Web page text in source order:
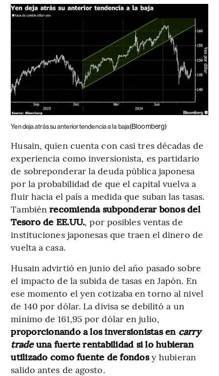
Yen deja atrás su anterior tendencia a la baja(Bloomberg)
Husain, quien cuenta con casi tres décadas de
experiencia como inversionista, es partidario
de sobreponderar la deuda pública japonesa
por la probabilidad de que el capital vuelva a
fluir hacia el país a medida que suban las tasas.
Tambiénrecomienda subponderar bonos del
Tesoro de EE.UU., por posibles ventas de
instituciones japonesas que traen el dinero de
vuelta a casa.
Husain advirtió en junio del año pasado sobre
el impacto de la subida de tasas en Japón. En
ese momento el yen cotizaba en torno al nivel
de 140 por dólar. La divisa se debilitó a un
mínimo de 161,95 por dólar en julio,
proporcionando a los inversionistas en carry
tradeuna fuerte rentabilidad si lo hubieran
utilizado como fuente de fondosy hubieran
salido antes de agosto.